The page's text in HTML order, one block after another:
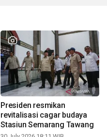
Presiden resmikan
revitalisasi cagar budaya
Stasiun Semarang Tawang